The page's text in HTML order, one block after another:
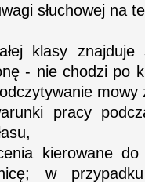
słuchowej na
klasy
- nie chodzi po
mowy
pracy
kierowane do
w